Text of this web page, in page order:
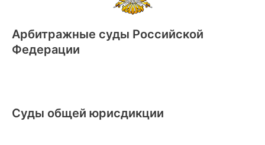
Арбитражные суды Российской
Федерации
Суды общей юрисдикции